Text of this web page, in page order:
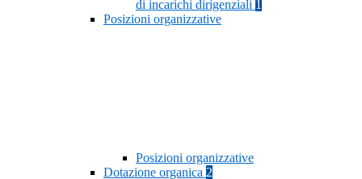
di incarichi dirigenziali 1
Posizioni organizzative
Posizioni organizzative
Dotazione organica 2